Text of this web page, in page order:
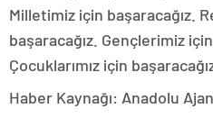
Milletimiz için başaracağız.
başaracağız. Gençlerimiz
Çocuklarımız için
Haber Kaynağı: Anadolu